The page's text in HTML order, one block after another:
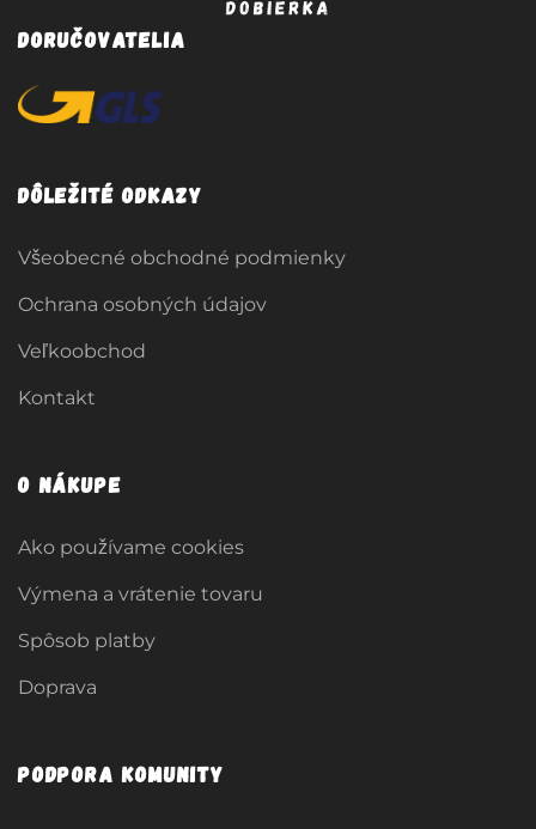
Doručovatelia
Dôležité odkazy
Všeobecné obchodné podmienky
Ochrana osobných údajov
Veľkoobchod
Kontakt
O nákupe
Ako používame cookies
Výmena a vrátenie tovaru
Spôsob platby
Doprava
Podpora komunity